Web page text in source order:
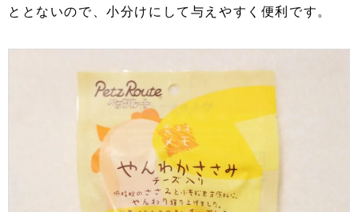
ととないので、小分けにして与えやすく便利です。